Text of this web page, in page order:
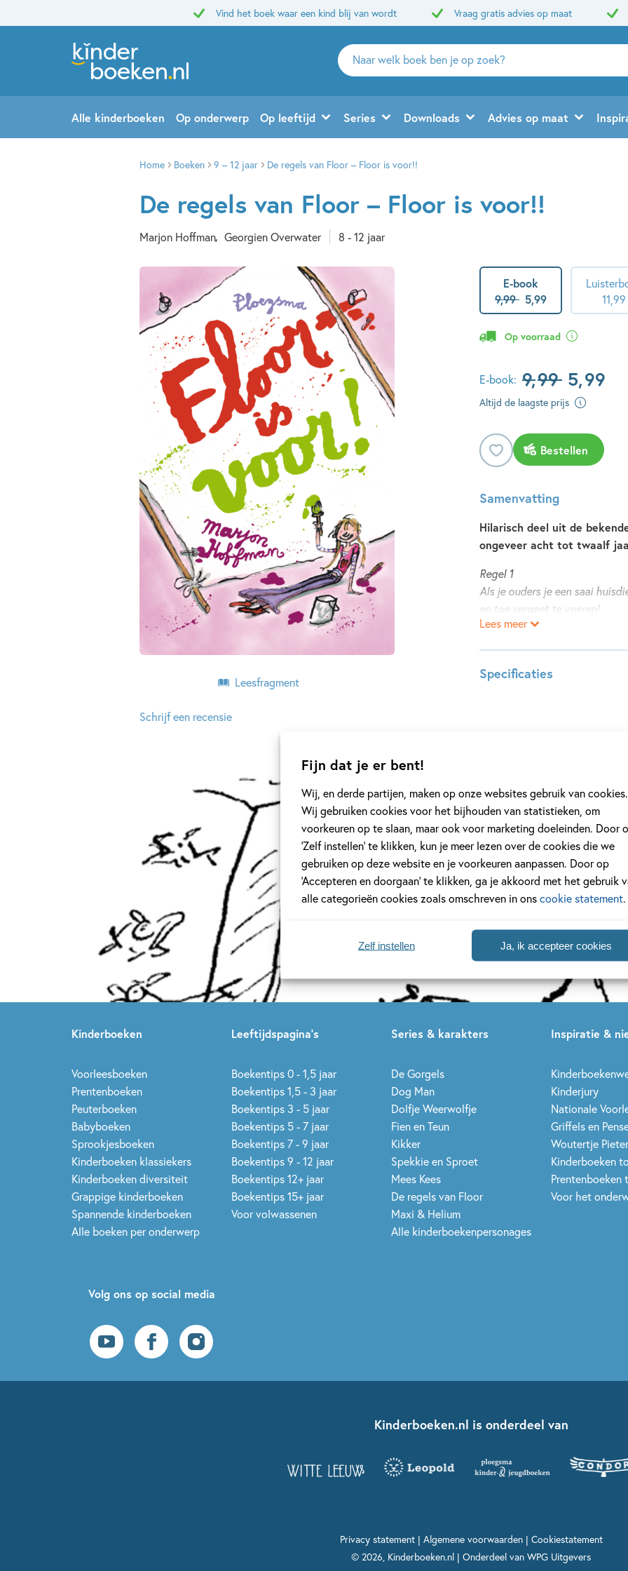
Fijn dat je er bent!
Wij, en derde partijen, maken op onze websites gebruik van cookies.
Wij gebruiken cookies voor het bijhouden van statistieken, om
voorkeuren op te slaan, maar ook voor marketing doeleinden. Door
‘Zelf instellen’ te klikken, kun je meer lezen over de cookies die we
gebruiken op deze website en je voorkeuren aanpassen. Door op
‘Accepteren en doorgaan’ te klikken, ga je akkoord met het gebruik
alle categorieën cookies zoals omschreven in onscookie statement.
Ja, ik accepteer cookies
Zelf instellen
Vind het boek waar een kind blij van wordt Vraag gratis advies op maat
Zoeken
naar
en
uitgevers
Alle kinderboeken Op onderwerp Op leeftijd Series Downloads Advies op maat
Home Boeken 9 – 12 jaar De regels van Floor – Floor is voor!!
De regels van Floor – Floor is voor!!
Marjon Hoffman Georgien Overwater 8 - 12 jaar
Leesfragment
Schrijf een recensie
E-book
9,99 5,99
11 99
Op voorraad
E-book: 9,99 5,99
Altijd de laagste prijs
Bestellen
Samenvatting
Hilarisch deel uit de
ongeveer acht tot twaalf
Regel 1
Als je ouders je een saai
en toe vergeet te voeren!
zullen krijgen. Maar haar
Dit e-book is alleen geschikt
reader.
‘De regels van Floor’, ook
Lees meer
Specificaties
Auteur(s):
Illustrator:
Prijs:
9,99 5
Aantal pagina's:
130
Uitgever:
Verschijningsdatum:
12+ jaar 7 – 9 jaar
Broers & zussen
Familie
Vriendschap
Marjon
Kinderboeken
Voorleesboeken
Prentenboeken
Peuterboeken
Babyboeken
Sprookjesboeken
Kinderboeken klassiekers
Kinderboeken diversiteit
Grappige kinderboeken
Spannende kinderboeken
Alle boeken per onderwerp
Leeftijdspagina’s
Boekentips 0 - 1,5 jaar
Boekentips 1,5 - 3 jaar
Boekentips 3 - 5 jaar
Boekentips 5 - 7 jaar
Boekentips 7 - 9 jaar
Boekentips 9 - 12 jaar
Boekentips 12+ jaar
Boekentips 15+ jaar
Voor volwassenen
Series & karakters
De Gorgels
Dog Man
Dolfje Weerwolfje
Fien en Teun
Kikker
Spekkie en Sproet
Mees Kees
De regels van Floor
Maxi & Helium
Alle kinderboekenpersonages
Inspiratie &
Kinderjury
Nationale
Griffels en
Woutertje
Kinderboeken
Prentenboeken
Voor het
Volg ons op social media
Kinderboeken.nl is onderdeel van
Privacy statement| Algemene voorwaarden| Cookiestatement
© 2026, Kinderboeken.nl | Onderdeel van WPG Uitgevers